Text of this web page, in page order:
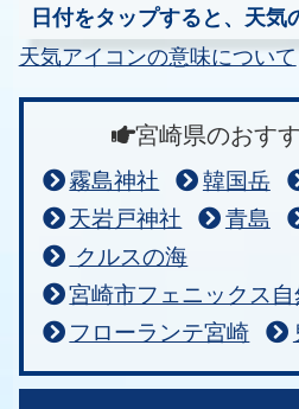
日付をタップすると、天気
天気アイコンの意味について
宮崎県のおす
霧島神社 韓国岳
天岩戸神社
青島
クルスの海
宮崎市フェニックス自
フローランテ宮崎